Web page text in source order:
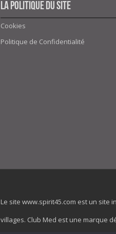
La politique du site
Cookies
Politique de Confidentialité
Le site www.spirit45.com est un
villages. Club Med est une marque